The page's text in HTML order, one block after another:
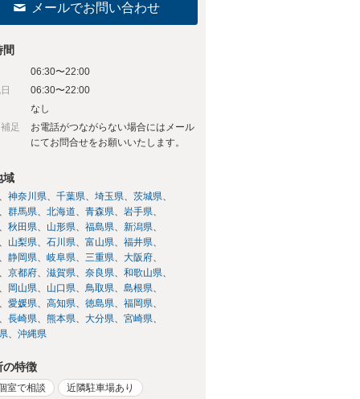
メールでお問い合わせ
06:30〜22:00
06:30〜22:00
なし
足
お電話がつながらない場合にはメール
にてお問合せをお願いいたします。
域
神奈川県 千葉県 埼玉県
茨城県
群馬県
北海道 青森県
岩手県
秋田県
山形県 福島県
新潟県
山梨県
石川県 富山県
福井県
静岡県
岐阜県 三重県
大阪府
京都府
滋賀県 奈良県
和歌山県
岡山県
山口県 鳥取県
島根県
愛媛県
高知県 徳島県
福岡県
長崎県
熊本県 大分県
宮崎県
沖縄県
の特徴
室で相談 近隣駐車場あり